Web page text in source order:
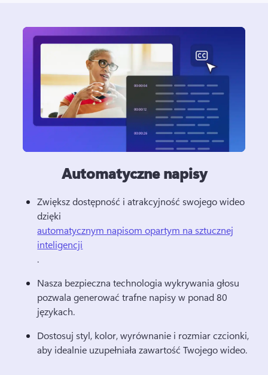
Automatyczne napisy
Zwiększ dostępność i atrakcyjność swojego wideo
dzięki
automatycznym napisom opartym na sztucznej
inteligencji
.
Nasza bezpieczna technologia wykrywania głosu
pozwala generować trafne napisy w ponad 80
językach.
Dostosuj styl, kolor, wyrównanie i rozmiar czcionki,
aby idealnie uzupełniała zawartość Twojego wideo.